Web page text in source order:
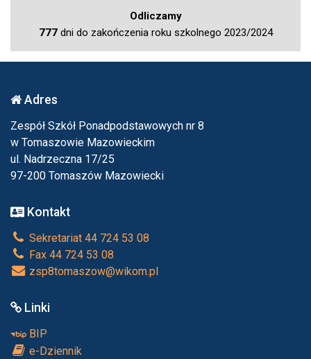
Odliczamy
777dni do zakończenia roku szkolnego 2023/2024
Adres
Zespół Szkół Ponadpodstawowych nr 8
w Tomaszowie Mazowieckim
ul. Nadrzeczna 17/25
97-200 Tomaszów Mazowiecki
Kontakt
Sekretariat 44 724 53 08
Fax 44 724 53 08
zsp8tomaszow@wikom.pl
Linki
BIP
e-Dziennik